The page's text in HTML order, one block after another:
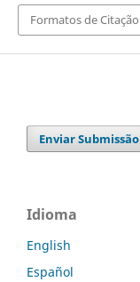
Formatos de Citação
Enviar Submissão
Idioma
English
Español